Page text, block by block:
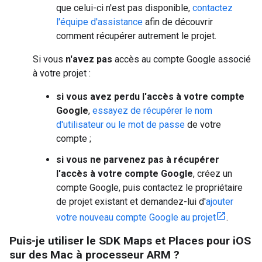
que celui-ci n'est pas disponible, contactez
l'équipe d'assistance afin de découvrir
comment récupérer autrement le projet.
Si vous n'avez pas accès au compte Google associé
à votre projet :
si vous avez perdu l'accès à votre compte
Google, essayez de récupérer le nom
d'utilisateur ou le mot de passe de votre
compte ;
si vous ne parvenez pas à récupérer
l'accès à votre compte Google, créez un
compte Google, puis contactez le propriétaire
de projet existant et demandez-lui d'ajouter
votre nouveau compte Google au projet
.
Puis-je utiliser le SDK Maps et Places pour iOS
sur des Mac à processeur ARM ?